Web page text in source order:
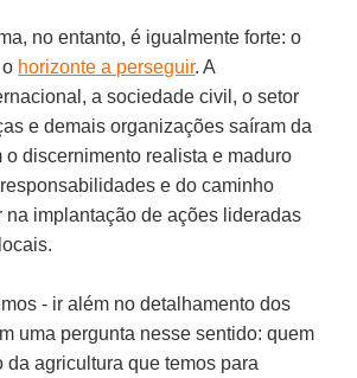
no entanto, é igualmente forte: o
horizonte a perseguir. A
a sociedade civil, o setor
e demais organizações saíram da
o discernimento realista e maduro
e do caminho
na implantação de ações lideradas
- ir além no detalhamento dos
uma pergunta nesse sentido: quem
da agricultura que temos para